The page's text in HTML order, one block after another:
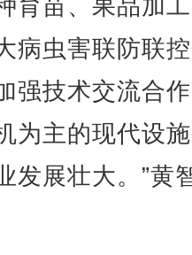
育苗、果品加
病虫害联防联
强技术交流合
为主的现代设
发展壮大。”黄